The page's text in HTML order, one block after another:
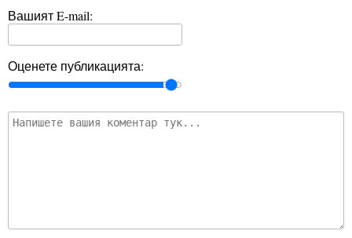
Вашият E-mail:
Оценете публикацията: